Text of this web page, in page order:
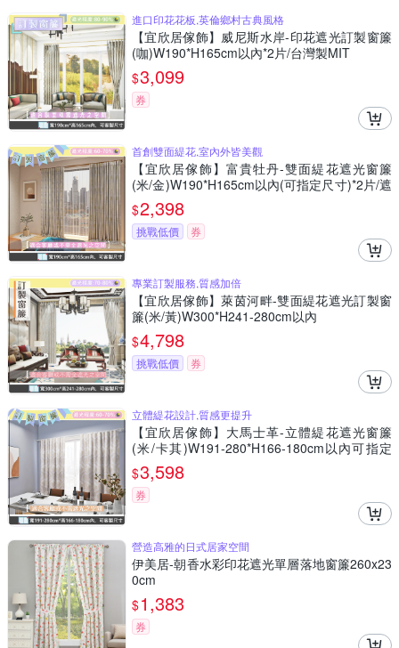
進口印花花板,英倫鄉村古典風格
【宜欣居傢飾】威尼斯水岸-印花遮光訂製窗簾
(咖)W190*H165cm以內*2片/台灣製MIT
$3,099
券
首創雙面緹花,室內外皆美觀
【宜欣居傢飾】富貴牡丹-雙面緹花遮光窗簾
(米/金)W190*H165cm以內(可指定尺寸)*2片/遮
光/摺景/半腰/窗簾/台灣製MIT
$2,398
挑戰低價 券
專業訂製服務,質感加倍
【宜欣居傢飾】萊茵河畔-雙面緹花遮光訂製窗
簾(米/黃)W300*H241-280cm以內
$4,798
挑戰低價 券
立體緹花設計,質感更提升
【宜欣居傢飾】大馬士革-立體緹花遮光窗簾
(米/卡其)W191-280*H166-180cm以內可指定
尺寸/遮光/摺景/半腰/窗簾/台灣製MIT
$3,598
券
營造高雅的日式居家空間
伊美居-朝香水彩印花遮光單層落地窗簾260x23
0cm
$1,383
券